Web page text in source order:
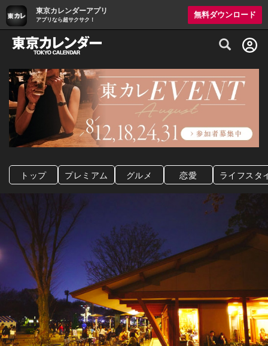
東京カレンダーアプリ
アプリなら超サクサク！
無料ダウンロード
グルメ情報・プレミアムレストラン予約
トップ プレミアム グルメ 恋愛 ライフスタ